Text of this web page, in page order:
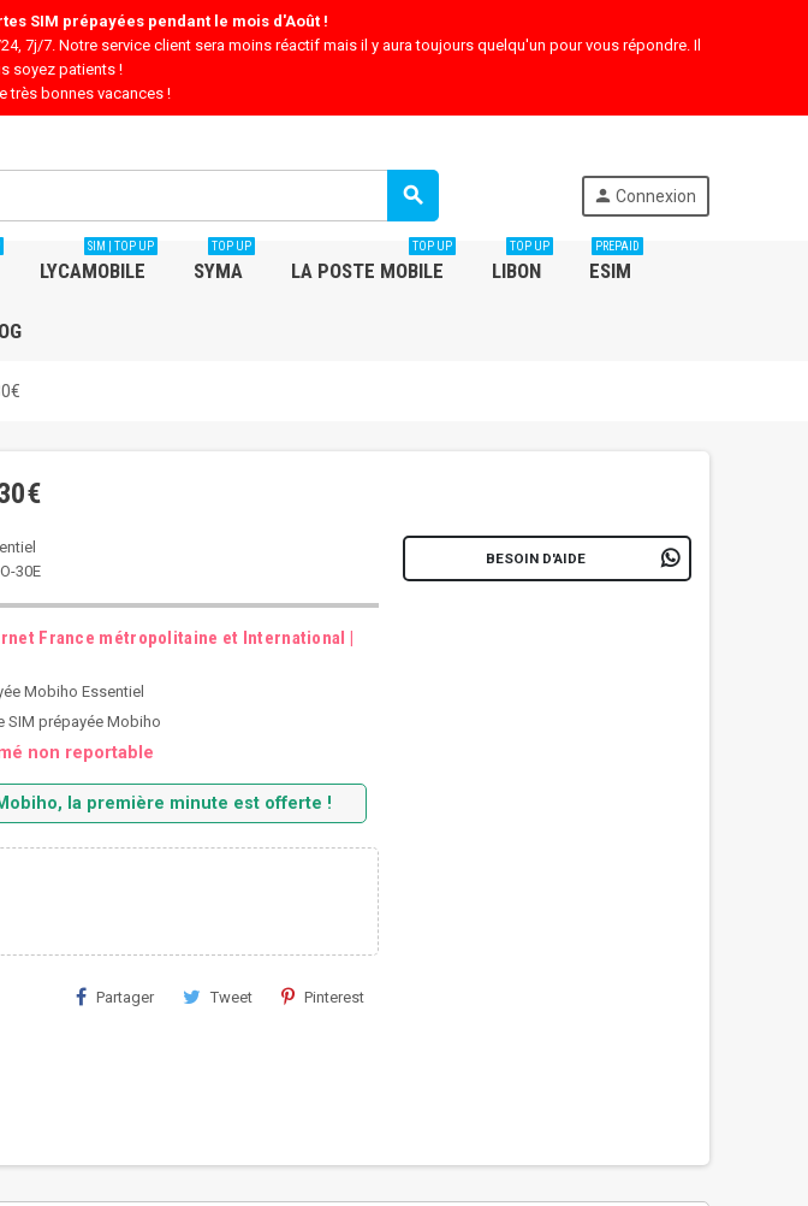
SIM prépayées pendant le mois d'Août !
7j/7. Notre service client sera moins réactif mais il y aura toujours quelqu'un pour vous répondre. Il
soyez patients !
très bonnes vacances !
search person Connexion
LYCAMOBILE
SIM | TOP UP
SYMA
TOP UP
LA POSTE MOBILE
TOP UP
LIBON
TOP UP
ESIM
PREPAID
30E
France métropolitaine et International |
Mobiho Essentiel
SIM prépayée Mobiho
non reportable
la première minute est offerte !
Partager Tweet Pinterest
BESOIN D'AIDE